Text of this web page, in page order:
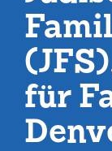
für